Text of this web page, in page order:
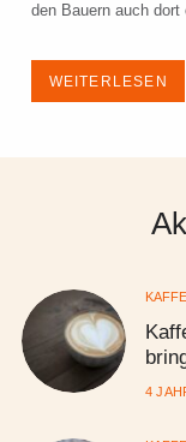
den Bauern auch
WEITERLESEN
4